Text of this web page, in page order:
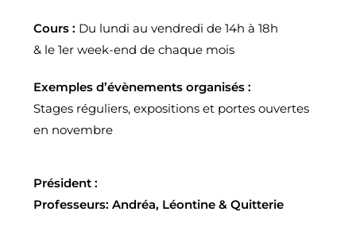
Cours : Du lundi au vendredi de 14h à 18h
& le 1er week-end de chaque mois
Exemples d’évènements organisés :
Stages réguliers, expositions et portes ouvertes
en novembre
Président :
Professeurs: Andréa, Léontine & Quitterie